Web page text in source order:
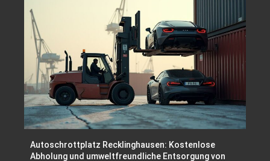
Autoschrottplatz Recklinghausen: Kostenlose
Abholung und umweltfreundliche Entsorgung von